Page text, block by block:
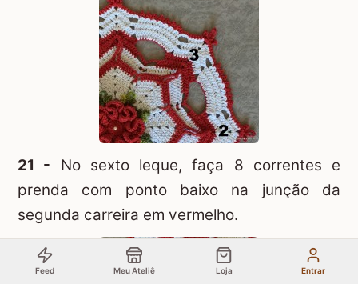
21 - No sexto leque, faça 8 correntes e
prenda com ponto baixo na junção da
segunda carreira em vermelho.
Feed Meu Ateliê Loja Entrar